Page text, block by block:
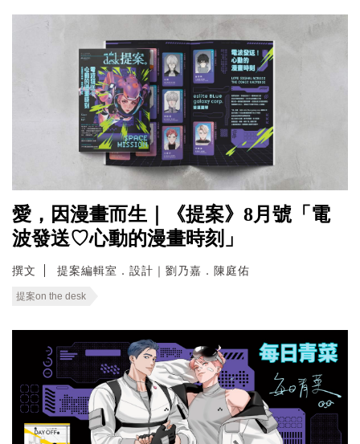
愛，因漫畫而生｜《提案》8月號「電
波發送♡心動的漫畫時刻」
撰文 提案編輯室．設計｜劉乃嘉．陳庭佑
提案on the desk